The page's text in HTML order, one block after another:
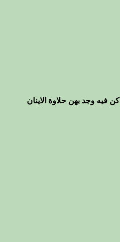
وجد بهن حلاوة الاينان